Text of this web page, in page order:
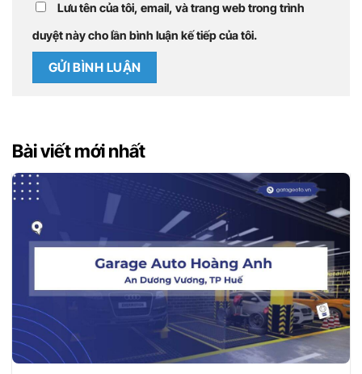
Lưu tên của tôi, email, và trang web trong trình
duyệt này cho lần bình luận kế tiếp của tôi.
Bài viết mới nhất